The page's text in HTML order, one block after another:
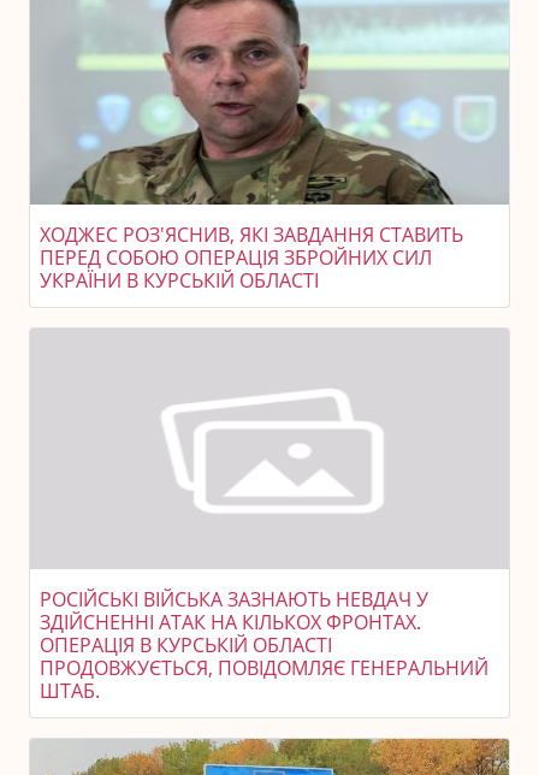
ХОДЖЕС РОЗ'ЯСНИВ, ЯКІ ЗАВДАННЯ СТАВИТЬ
ПЕРЕД СОБОЮ ОПЕРАЦІЯ ЗБРОЙНИХ СИЛ
УКРАЇНИ В КУРСЬКІЙ ОБЛАСТІ
РОСІЙСЬКІ ВІЙСЬКА ЗАЗНАЮТЬ НЕВДАЧ У
ЗДІЙСНЕННІ АТАК НА КІЛЬКОХ ФРОНТАХ.
ОПЕРАЦІЯ В КУРСЬКІЙ ОБЛАСТІ
ПРОДОВЖУЄТЬСЯ, ПОВІДОМЛЯЄ ГЕНЕРАЛЬНИЙ
ШТАБ.